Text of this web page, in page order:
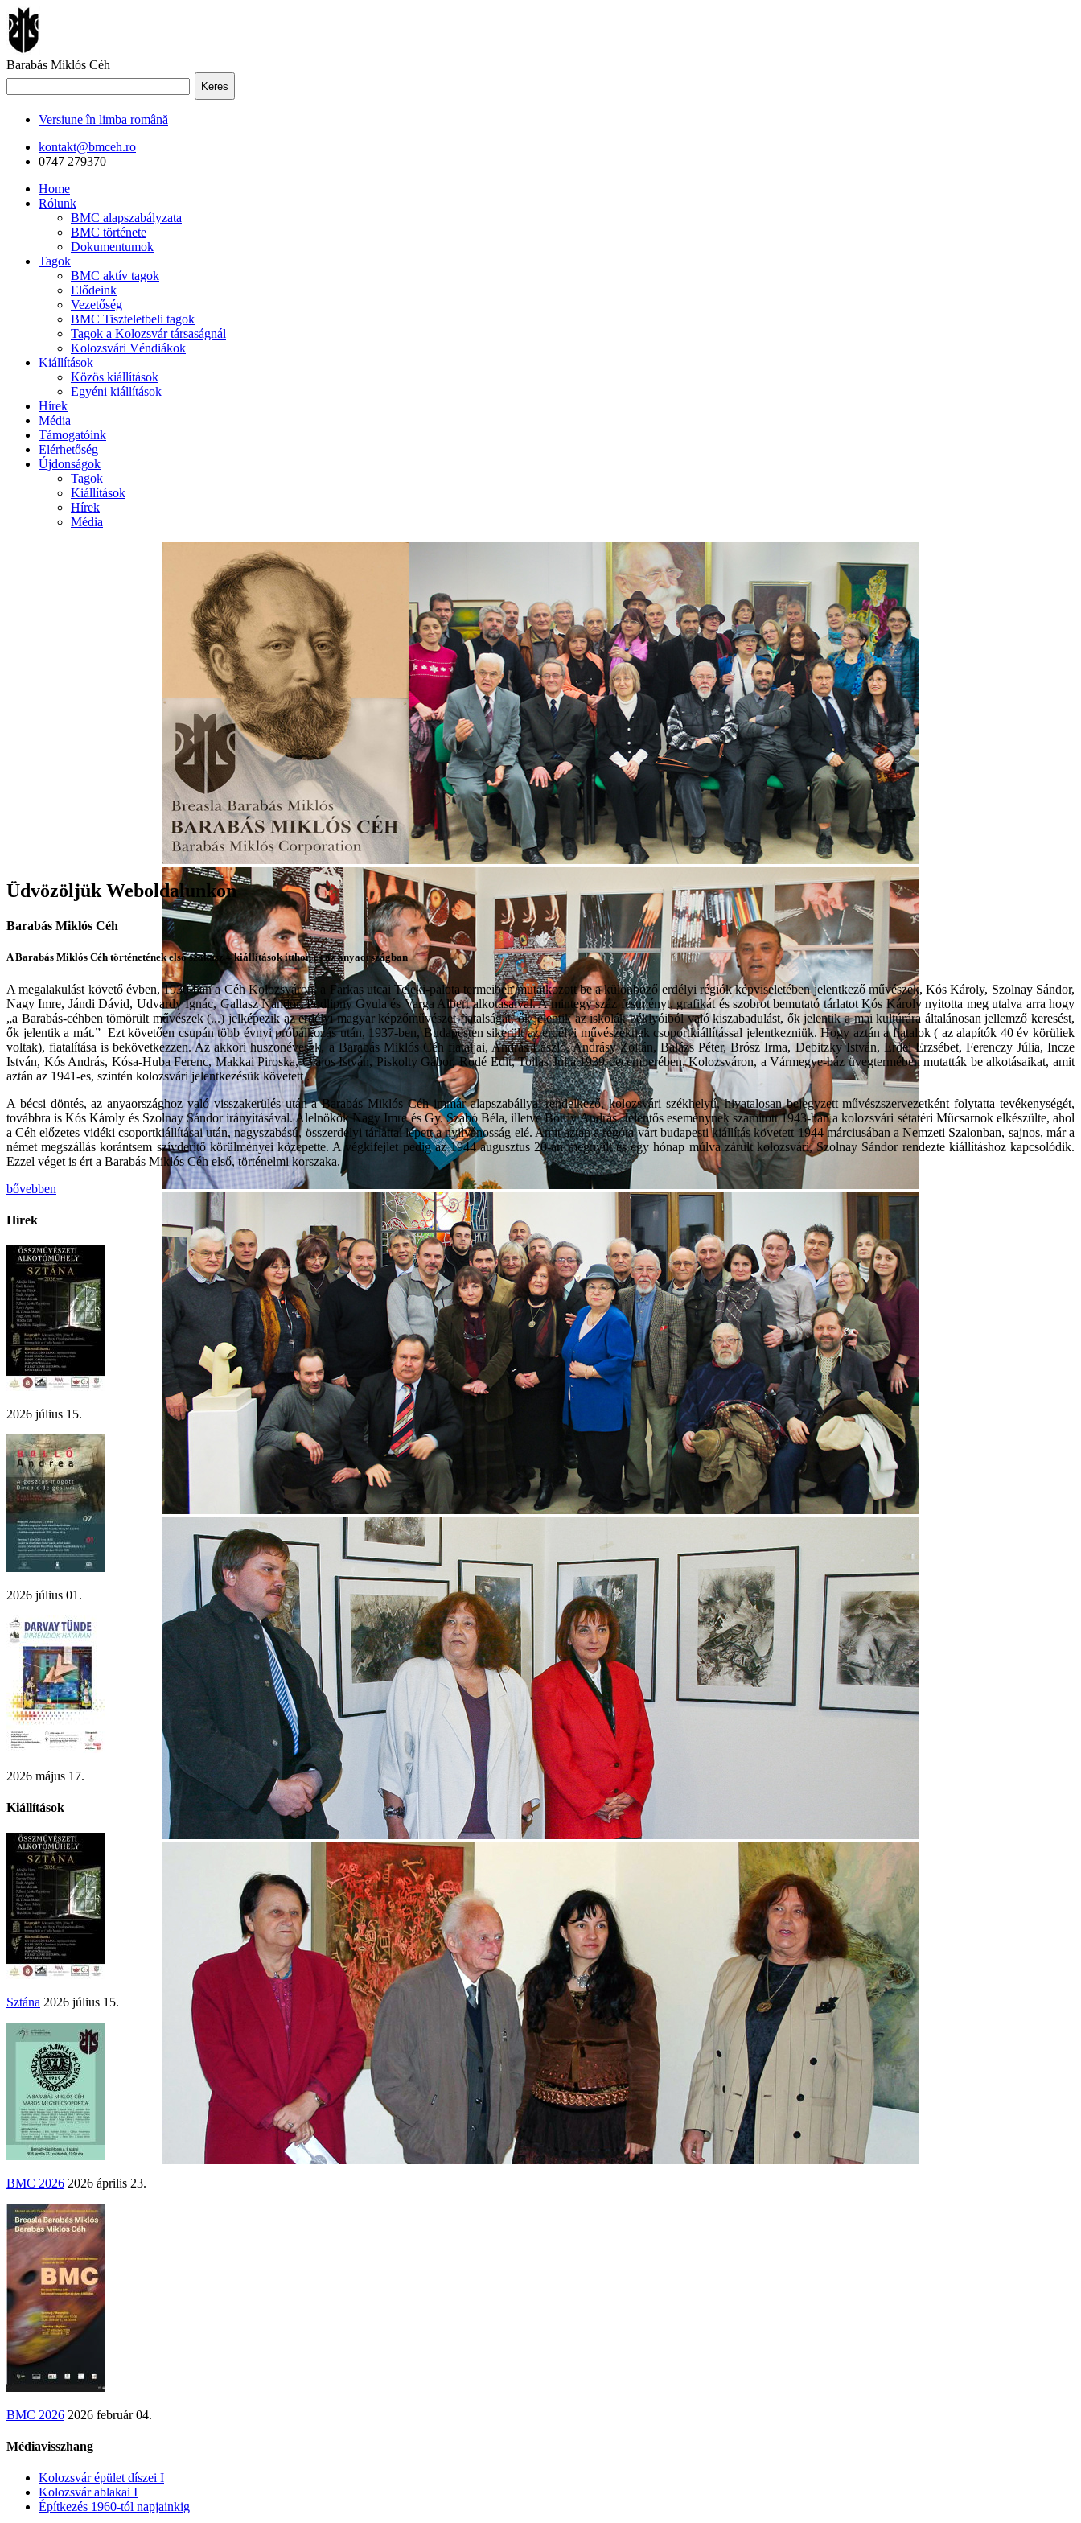
Barabás Miklós Céh
Keres
Versiune în limba română
kontakt@bmceh.ro
0747 279370
Home
Rólunk
BMC alapszabályzata
BMC története
Dokumentumok
Tagok
BMC aktív tagok
Elődeink
Vezetőség
BMC Tiszteletbeli tagok
Tagok a Kolozsvár társaságnál
Kolozsvári Véndiákok
Kiállítások
Közös kiállítások
Egyéni kiállítások
Hírek
Média
Támogatóink
Elérhetőség
Újdonságok
Tagok
Kiállítások
Hírek
Média
Üdvözöljük Weboldalunkon
Barabás Miklós Céh
A Barabás Miklós Céh történetének első szakasz – kiállítások itthon és az anyaországban
A megalakulást követő évben, 1930-ban a Céh Kolozsváron, a Farkas utcai Teleki-palota termeiben mutatkozott be a különböző erdélyi régiók képviseletében jelentkező művészek, Kós Károly, Szolnay Sándor,
Nagy Imre, Jándi Dávid, Udvardy Ignác, Gallasz Nándor, Podlipny Gyula és Varga Albert alkotásaival. A mintegy száz festményt, grafikát és szobrot bemutató tárlatot Kós Károly nyitotta meg utalva arra hogy
„a Barabás-céhben tömörült művészek (...) jelképezik az erdélyi magyar képzőművészet fiatalságát, ők jelentik az iskolák béklyóiból való kiszabadulást, ők jelentik a mai kultúrára általánosan jellemző keresést,
ők jelentik a mát.” Ezt követően csupán több évnyi próbálkozás után, 1937-ben, Budapesten sikerült az erdélyi művészeknek csoportkiállítással jelentkezniük. Hogy aztán a fiatalok ( az alapítók 40 év körüliek
voltak), fiatalítása is bekövetkezzen. Az akkori huszonévesek, a Barabás Miklós Céh fiataljai, András László, Andrásy Zoltán, Balázs Péter, Brósz Irma, Debitzky István, Erdei Erzsébet, Ferenczy Júlia, Incze
István, Kós András, Kósa-Huba Ferenc, Makkai Piroska, Olajos István, Piskolty Gábor, Rodé Edit, Tollas Júlia 1939 decemberében, Kolozsváron, a Vármegye-ház üvegtermében mutatták be alkotásaikat, amit
aztán az 1941-es, szintén kolozsvári jelentkezésük követett .
A bécsi döntés, az anyaországhoz való visszakerülés után a Barabás Miklós Céh immár alapszabállyal rendelkező, kolozsvári székhelyű, hivatalosan bejegyzett művészszervezetként folytatta tevékenységét,
továbbra is Kós Károly és Szolnay Sándor irányításával. Alelnökök Nagy Imre és Gy. Szabó Béla, illetve Bordy András. Jelentős eseménynek számított 1943-ban a kolozsvári sétatéri Műcsarnok elkészülte, ahol
a Céh előzetes vidéki csoportkiállításai után, nagyszabású, összerdélyi tárlattal lépett a nyilvánosság elé. Amit aztán a régóta várt budapesti kiállítás követett 1944 márciusában a Nemzeti Szalonban, sajnos, már a
német megszállás korántsem szívderítő körülményei közepette. A végkifejlet pedig az 1944 augusztus 20-án megnyílt és egy hónap múlva zárult kolozsvári, Szolnay Sándor rendezte kiállításhoz kapcsolódik.
Ezzel véget is ért a Barabás Miklós Céh első, történelmi korszaka.
bővebben
Hírek
2026 július 15.
2026 július 01.
2026 május 17.
Kiállítások
Sztána 2026 július 15.
BMC 2026 2026 április 23.
BMC 2026 2026 február 04.
Médiavisszhang
Kolozsvár épület díszei I
Kolozsvár ablakai I
Építkezés 1960-tól napjainkig